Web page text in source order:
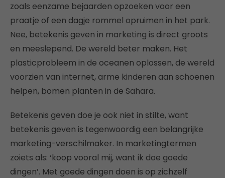
zoals eenzame bejaarden opzoeken voor een
praatje of een dagje rommel opruimen in het park.
Nee, betekenis geven in marketing is direct groots
en meeslepend. De wereld beter maken. Het
plasticprobleem in de oceanen oplossen, de wereld
voorzien van internet, arme kinderen aan schoenen
helpen, bomen planten in de Sahara.
Betekenis geven doe je ook niet in stilte, want
betekenis geven is tegenwoordig een belangrijke
marketing-verschilmaker. In marketingtermen
zoiets als: ‘koop vooral mij, want ik doe goede
dingen’. Met goede dingen doen is op zichzelf